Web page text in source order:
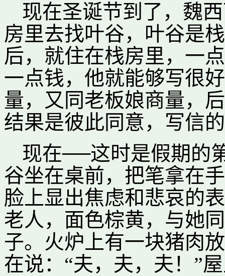
现在圣诞节到了，魏
房里去找叶谷，叶谷是
后，就住在栈房里，一
一点钱，他就能够写很
量，又同老板娘商量，
结果是彼此同意，写信
现在──这时是假期的
谷坐在桌前，把笔拿在
脸上显出焦虑和悲哀的
老人，面色棕黄，与她
子。火炉上有一块猪肉
在说：“夫，夫，夫！”